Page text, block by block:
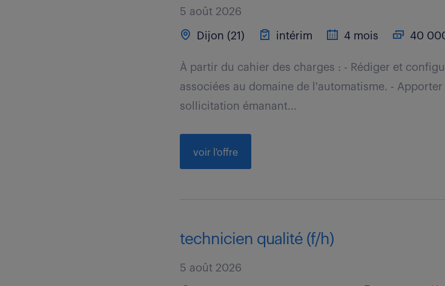
5 août 2026
Dijon (21) intérim 4 mois 40
À partir du cahier des charges : - Rédiger et
associées au domaine de l'automatisme. -
sollicitation émanant...
voir l'offre
technicien qualité (f/h)
5 août 2026